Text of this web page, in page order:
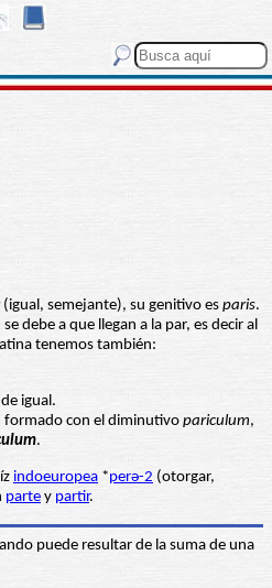
(igual, semejante), su genitivo es paris.
debe a que llegan a la par, es decir al
tenemos también:
igual.
formado con el diminutivo pariculum,
.
indoeuropea *perә-2 (otorgar,
parte y partir.
puede resultar de la suma de una